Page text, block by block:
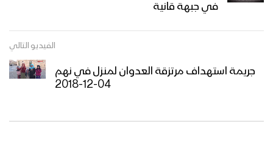
في جبهة قانية
الفيديو التالي
جريمة استهداف مرتزقة العدوان لمنزل في نهم
04-12-2018